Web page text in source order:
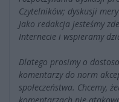
Czytelników; dyskusji
Jako redakcja jesteśmy
Internecie i wspieramy
Dlatego prosimy o
komentarzy do norm
społeczeństwa. Chcemy,